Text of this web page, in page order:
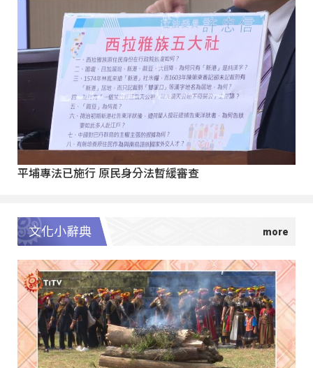
平埔專法已施行 原民身分法暫緩審查
文化小辭典